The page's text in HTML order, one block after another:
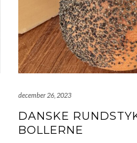
december 26, 2023
DANSKE
BOLLERNE